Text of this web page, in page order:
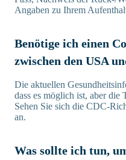
Angaben zu Ihrem
Benötige ich einen
zwischen den USA
Die aktuellen
dass es möglich ist, aber die
Sehen Sie sich die CDC-
an.
Was sollte ich tun,